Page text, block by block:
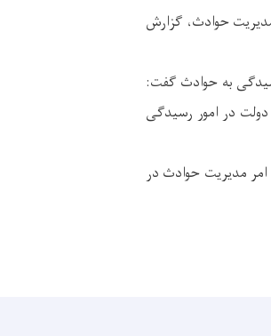
حوادث، گزارش
به حوادث گفت:
در امور رسیدگی
مدیریت حوادث در